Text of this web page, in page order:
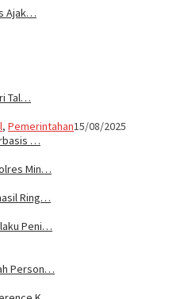
Ajak…
Tal…
, Pemerintahan15/08/2025
…
Min…
Ring…
Peni…
Person…